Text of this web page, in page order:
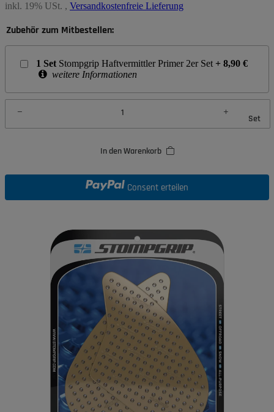
inkl. 19% USt. , Versandkostenfreie Lieferung
Zubehör zum Mitbestellen:
1 Set Stompgrip Haftvermittler Primer 2er Set + 8,90 €
weitere Informationen
Set
In den Warenkorb
Consent erteilen